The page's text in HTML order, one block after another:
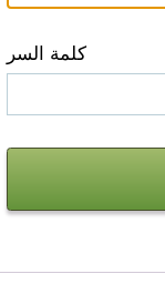
كلمة السر